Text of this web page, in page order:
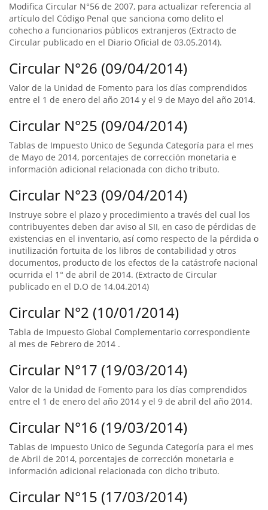
Modifica Circular N°56 de 2007, para actualizar referencia al
artículo del Código Penal que sanciona como delito el
cohecho a funcionarios públicos extranjeros (Extracto de
Circular publicado en el Diario Oficial de 03.05.2014).
Circular N°26 (09/04/2014)
Valor de la Unidad de Fomento para los días comprendidos
entre el 1 de enero del año 2014 y el 9 de Mayo del año 2014.
Circular N°25 (09/04/2014)
Tablas de Impuesto Unico de Segunda Categoría para el mes
de Mayo de 2014, porcentajes de corrección monetaria e
información adicional relacionada con dicho tributo.
Circular N°23 (09/04/2014)
Instruye sobre el plazo y procedimiento a través del cual los
contribuyentes deben dar aviso al SII, en caso de pérdidas de
existencias en el inventario, así como respecto de la pérdida o
inutilización fortuita de los libros de contabilidad y otros
documentos, producto de los efectos de la catástrofe nacional
ocurrida el 1° de abril de 2014. (Extracto de Circular
publicado en el D.O de 14.04.2014)
Circular N°2 (10/01/2014)
Tabla de Impuesto Global Complementario correspondiente
al mes de Febrero de 2014 .
Circular N°17 (19/03/2014)
Valor de la Unidad de Fomento para los días comprendidos
entre el 1 de enero del año 2014 y el 9 de abril del año 2014.
Circular N°16 (19/03/2014)
Tablas de Impuesto Unico de Segunda Categoría para el mes
de Abril de 2014, porcentajes de corrección monetaria e
información adicional relacionada con dicho tributo.
Circular N°15 (17/03/2014)